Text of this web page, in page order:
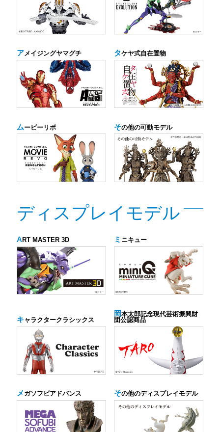
アメイジングヤマグチ タケヤ式自在置物
ムービーリボ その他の可動モデル
ディスプレイモデル
ART MASTER 3D ミ ニキュー
キ ャラクタークラシックス
岡本太郎記念現代芸術振興財
団公認商品
メ ガソフビアドバンス その他のディスプレイモデル